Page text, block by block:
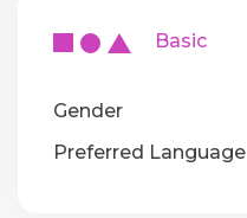
Basic
Gender
Preferred Language